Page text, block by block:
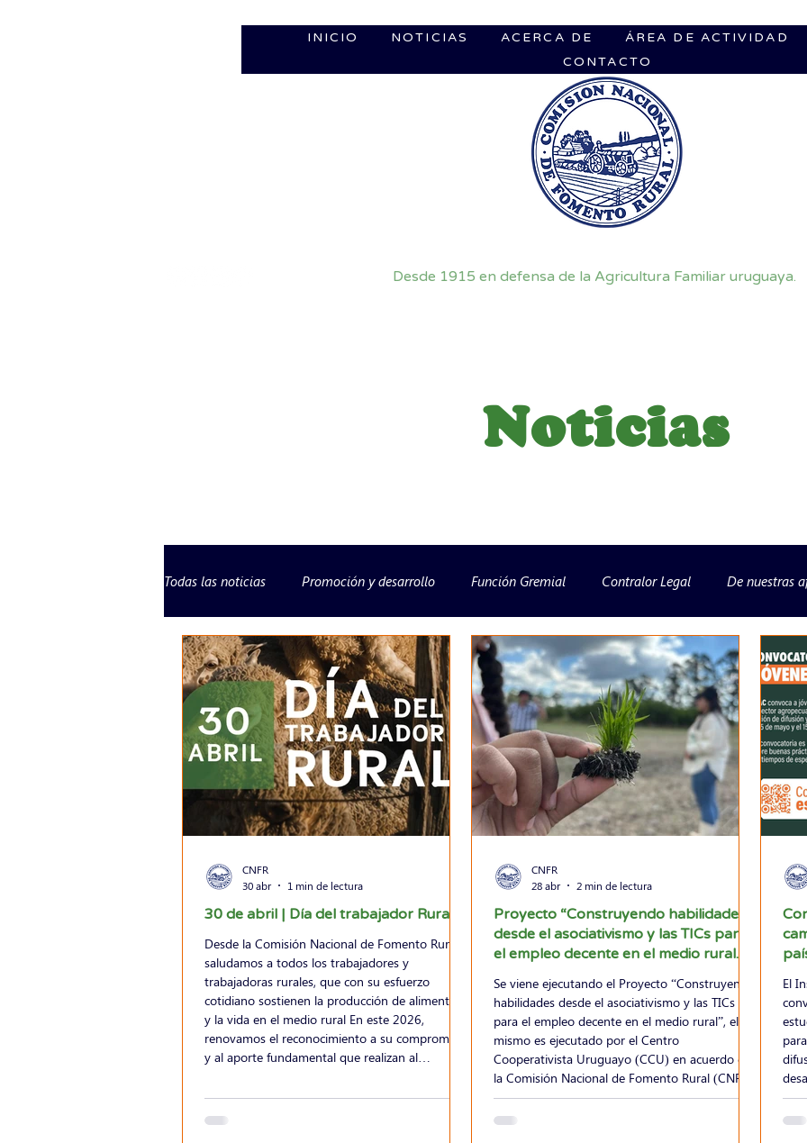
INICIO NOTICIAS ACERCA DE ÁREA DE ACTIVIDAD
CONTACTO
Desde 1915 en defensa de la Agricultura Familiar uruguaya.
Noticias
Todas las noticias Promoción y desarrollo Función Gremial Contralor Legal De nuestras
30 de abril | Día del trabajador Rural.
Desde la Comisión Nacional de Fomento Rural
saludamos a todos los trabajadores y
trabajadoras rurales, que con su esfuerzo
cotidiano sostienen la producción de alimentos
y la vida en el medio rural En este 2026,
renovamos el reconocimiento a su compromiso
y al aporte fundamental que realizan al
CNFR
30 abr
1 min de lectura
Proyecto “Construyendo habilidades
desde el asociativismo y las TICs para
el empleo decente en el medio rural.
Se viene ejecutando el Proyecto “Construyendo
habilidades desde el asociativismo y las TICs
para el empleo decente en el medio rural”, el
mismo es ejecutado por el Centro
Cooperativista Uruguayo (CCU) en acuerdo con
la Comisión Nacional de Fomento Rural (CNFR)
y la Confederación Uruguaya de Entidades
Cooperativas (CUDECOOP) financiado por
CNFR
28 abr
2 min de lectura
El
y el